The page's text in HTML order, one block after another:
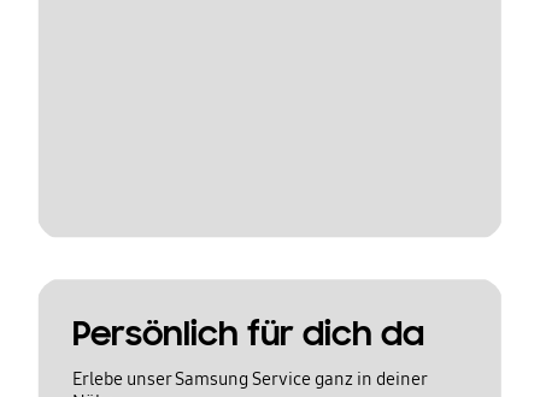
Persönlich für dich da
Erlebe unser Samsung Service ganz in deiner